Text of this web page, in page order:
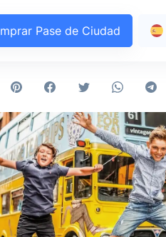
Pase de Ciudad